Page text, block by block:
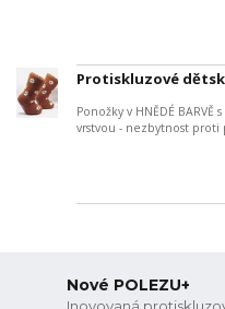
Protiskluzové
Ponožky v HNĚDÉ
vrstvou - nezbytnost
Nové POLEZU+